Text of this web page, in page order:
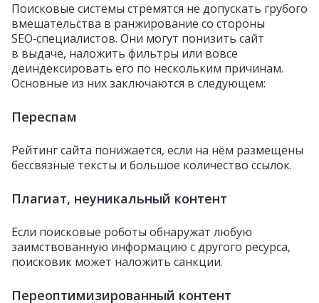
Поисковые системы стремятся не допускать грубого
вмешательства в ранжирование со стороны
SEO‑специалистов. Они могут понизить сайт
в выдаче, наложить фильтры или вовсе
деиндексировать его по нескольким причинам.
Основные из них заключаются в следующем:
Переспам
Рейтинг сайта понижается, если на нём размещены
бессвязные тексты и большое количество ссылок.
Плагиат, неуникальный контент
Если поисковые роботы обнаружат любую
заимствованную информацию с другого ресурса,
поисковик может наложить санкции.
Переоптимизированный контент